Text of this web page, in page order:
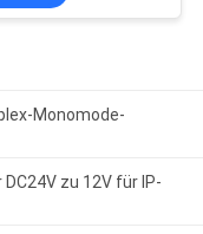
Monomode-
zu 12V für IP-